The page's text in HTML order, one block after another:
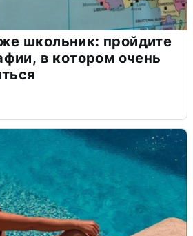
школьник: пройдите
в котором очень